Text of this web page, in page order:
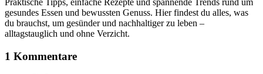
Praktische Tipps, einfache Rezepte und spannende Trends rund um
gesundes Essen und bewussten Genuss. Hier findest du alles, was
du brauchst, um gesünder und nachhaltiger zu leben –
alltagstauglich und ohne Verzicht.
1 Kommentare